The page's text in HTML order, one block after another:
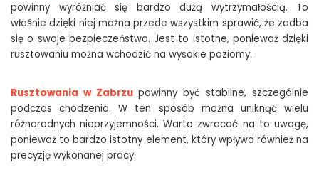
powinny wyróżniać się bardzo dużą wytrzymałością. To
właśnie dzięki niej można przede wszystkim sprawić, że zadba
się o swoje bezpieczeństwo. Jest to istotne, ponieważ dzięki
rusztowaniu można wchodzić na wysokie poziomy.
Rusztowania w Zabrzu powinny być stabilne, szczególnie
podczas chodzenia. W ten sposób można uniknąć wielu
różnorodnych nieprzyjemności. Warto zwracać na to uwagę,
ponieważ to bardzo istotny element, który wpływa również na
precyzję wykonanej pracy.